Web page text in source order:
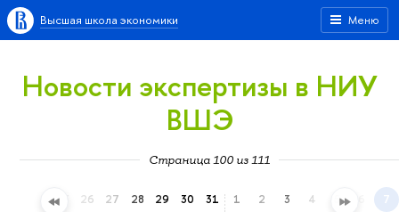
Меню
Высшая школа экономики
Новости экспертизы в НИУ
ВШЭ
Страница 100 из 111
25 26 27 28 29 30 31 1 2 3 4 5 7